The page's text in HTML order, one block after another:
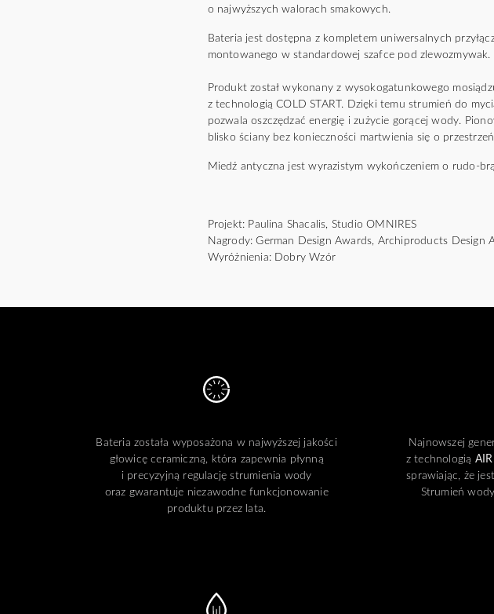
o najwyższych walorach smakowych.
Bateria jest dostępna z kompletem uniwersalnych
montowanego w standardowej szafce pod zlewozmywak.
Produkt został wykonany z wysokogatunkowego
z technologią COLD START. Dzięki temu strumień do
pozwala oszczędzać energię i zużycie gorącej wody.
blisko ściany bez konieczności martwienia się o
Miedź antyczna jest wyrazistym wykończeniem o rudo-
Projekt: Paulina Shacalis, Studio OMNIRES
Nagrody: German Design Awards, Archiproducts Design
Wyróżnienia: Dobry Wzór
Bateria została wyposażona w najwyższej jakości
głowicę ceramiczną, która zapewnia płynną
i precyzyjną regulację strumienia wody
oraz gwarantuje niezawodne funkcjonowanie
produktu przez lata.
Najnowszej
z technologią
sprawiając, że
Strumień